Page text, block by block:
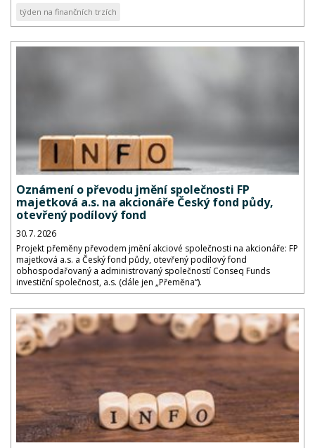
týden na finančních trzích
Oznámení o převodu jmění společnosti FP
majetková a.s. na akcionáře Český fond půdy,
otevřený podílový fond
30. 7. 2026
Projekt přeměny převodem jmění akciové společnosti na akcionáře: FP
majetková a.s. a Český fond půdy, otevřený podílový fond
obhospodařovaný a administrovaný společností Conseq Funds
investiční společnost, a.s. (dále jen „Přeměna“).